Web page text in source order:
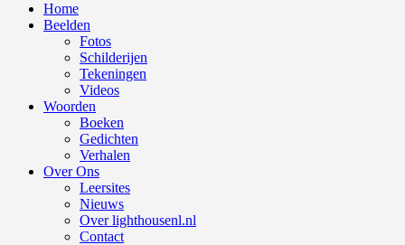
Home
Beelden
Fotos
Schilderijen
Tekeningen
Videos
Woorden
Boeken
Gedichten
Verhalen
Over Ons
Leersites
Nieuws
Over lighthousenl.nl
Contact